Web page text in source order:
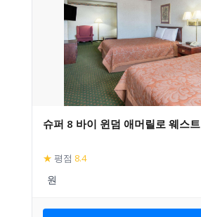
슈퍼 8 바이 윈덤 애머릴로 웨스트
★ 평점 8.4